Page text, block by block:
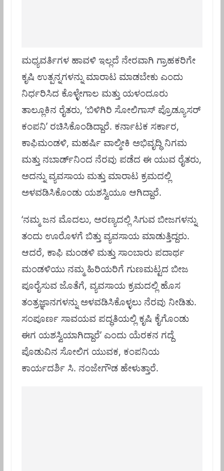
ಮಧ್ಯವರ್ತಿಗಳ ಹಾವಳಿ ಇಲ್ಲದೆ ನೇರವಾಗಿ ಗ್ರಾಹಕರಿಗೇ
ಕೃಷಿ ಉತ್ಪನ್ನಗಳನ್ನು ಮಾರಾಟ ಮಾಡಬೇಕು ಎಂದು
ನಿರ್ಧರಿಸಿದ ಕೊಳ್ಳೇಗಾಲ ಮತ್ತು ಯಳಂದೂರು
ತಾಲ್ಲೂಕಿನ ರೈತರು, ‘ಬಿಳಿಗಿರಿ ಸೋಲಿಗಾಸ್ ಪ್ರೊಡ್ಯೂಸರ್‌
ಕಂಪನಿ’ ರಚಿಸಿಕೊಂಡಿದ್ದಾರೆ. ಕರ್ನಾಟಕ ಸರ್ಕಾರ,
ಕಾಫಿಮಂಡಳಿ, ಮಹರ್ಷಿ ವಾಲ್ಮೀಕಿ ಅಭಿವೃದ್ಧಿ ನಿಗಮ
ಮತ್ತು ನಬಾರ್ಡ್‌ನಿಂದ ನೆರವು ಪಡೆದ ಈ ಯುವ ರೈತರು,
ಅದನ್ನು ವ್ಯವಸಾಯ ಮತ್ತು ಮಾರಾಟ ಕ್ರಮದಲ್ಲಿ
ಅಳವಡಿಸಿಕೊಂಡು ಯಶಸ್ವಿಯೂ ಆಗಿದ್ದಾರೆ.
‘ನಮ್ಮ ಜನ ಮೊದಲು, ಅರಣ್ಯದಲ್ಲಿ ಸಿಗುವ ಬೀಜಗಳನ್ನು
ತಂದು ಊರೊಳಗೆ ಬಿತ್ತು ವ್ಯವಸಾಯ ಮಾಡುತ್ತಿದ್ದರು.
ಆದರೆ, ಕಾಫಿ ಮಂಡಳಿ ಮತ್ತು ಸಾಂಬಾರು ಪದಾರ್ಥ
ಮಂಡಳಿಯು ನಮ್ಮ ಹಿರಿಯರಿಗೆ ಗುಣಮಟ್ಟದ ಬೀಜ
ಪೂರೈಸುವ ಜೊತೆಗೆ, ವ್ಯವಸಾಯ ಕ್ರಮದಲ್ಲಿ ಹೊಸ
ತಂತ್ರಜ್ಞಾನಗಳನ್ನು ಅಳವಡಿಸಿಕೊಳ್ಳಲು ನೆರವು ನೀಡಿತು.
ಸಂಪೂರ್ಣ ಸಾವಯವ ಪದ್ಧತಿಯಲ್ಲಿ ಕೃಷಿ ಕೈಗೊಂಡು
ಈಗ ಯಶಸ್ವಿಯಾಗಿದ್ದಾರೆ’ ಎಂದು ಯೆರಕನ ಗದ್ದೆ
ಪೊಡುವಿನ ಸೋಲಿಗ ಯುವಕ, ಕಂಪನಿಯ
ಕಾರ್ಯದರ್ಶಿ‌ ಸಿ. ನಂಜೇಗೌಡ ಹೇಳುತ್ತಾರೆ.